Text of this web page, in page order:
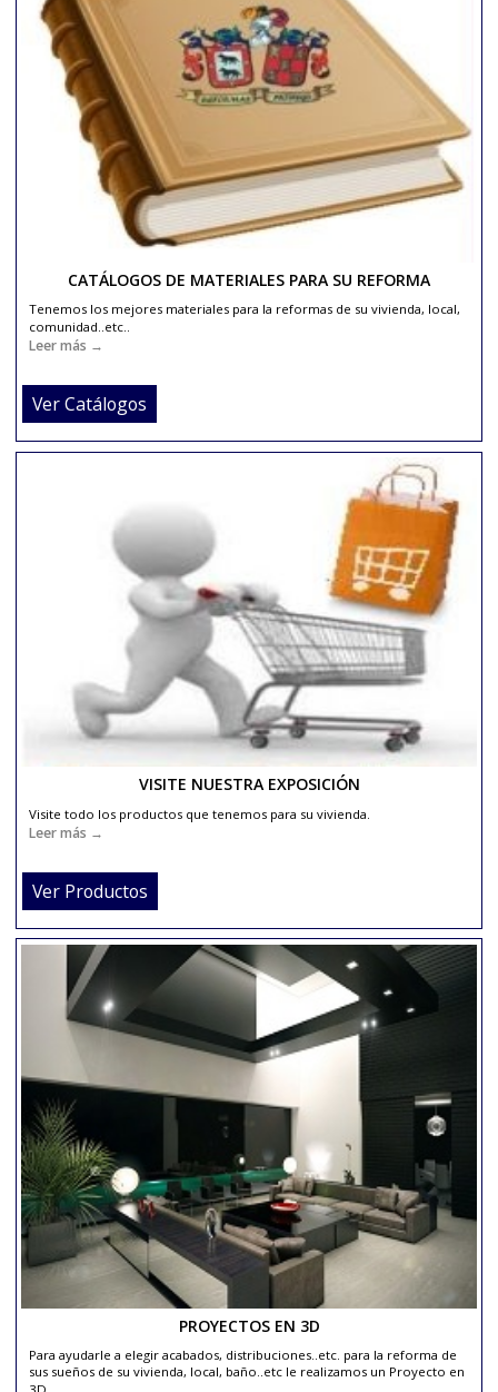
FACILIDADES DE PAGO
Realice su reforma de vivienda, baño, comunidad,..etc. y pague
Leer más →
Pida Presupuesto
CATÁLOGOS DE MATERIALES PARA SU REFORMA
Tenemos los mejores materiales para la reformas de su vivienda,
comunidad..etc..
Leer más →
Ver Catálogos